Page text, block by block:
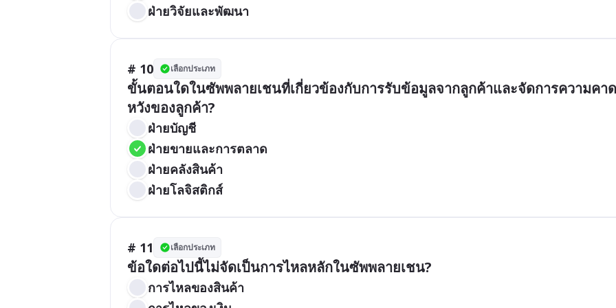
ฝ่ายวิจัยและพัฒนา
# 10 เลือกประเภท
ขั้นตอนใดในซัพพลายเชนที่เกี่ยวข้องกับการรับข้อมูลจากลูกค้าและจัดการความคาด
หวังของลูกค้า?
ฝ่ายบัญชี
ฝ่ายขายและการตลาด
ฝ่ายคลังสินค้า
ฝ่ายโลจิสติกส์
# 11 เลือกประเภท
ข้อใดต่อไปนี้ไม่จัดเป็นการไหลหลักในซัพพลายเชน?
การไหลของสินค้า